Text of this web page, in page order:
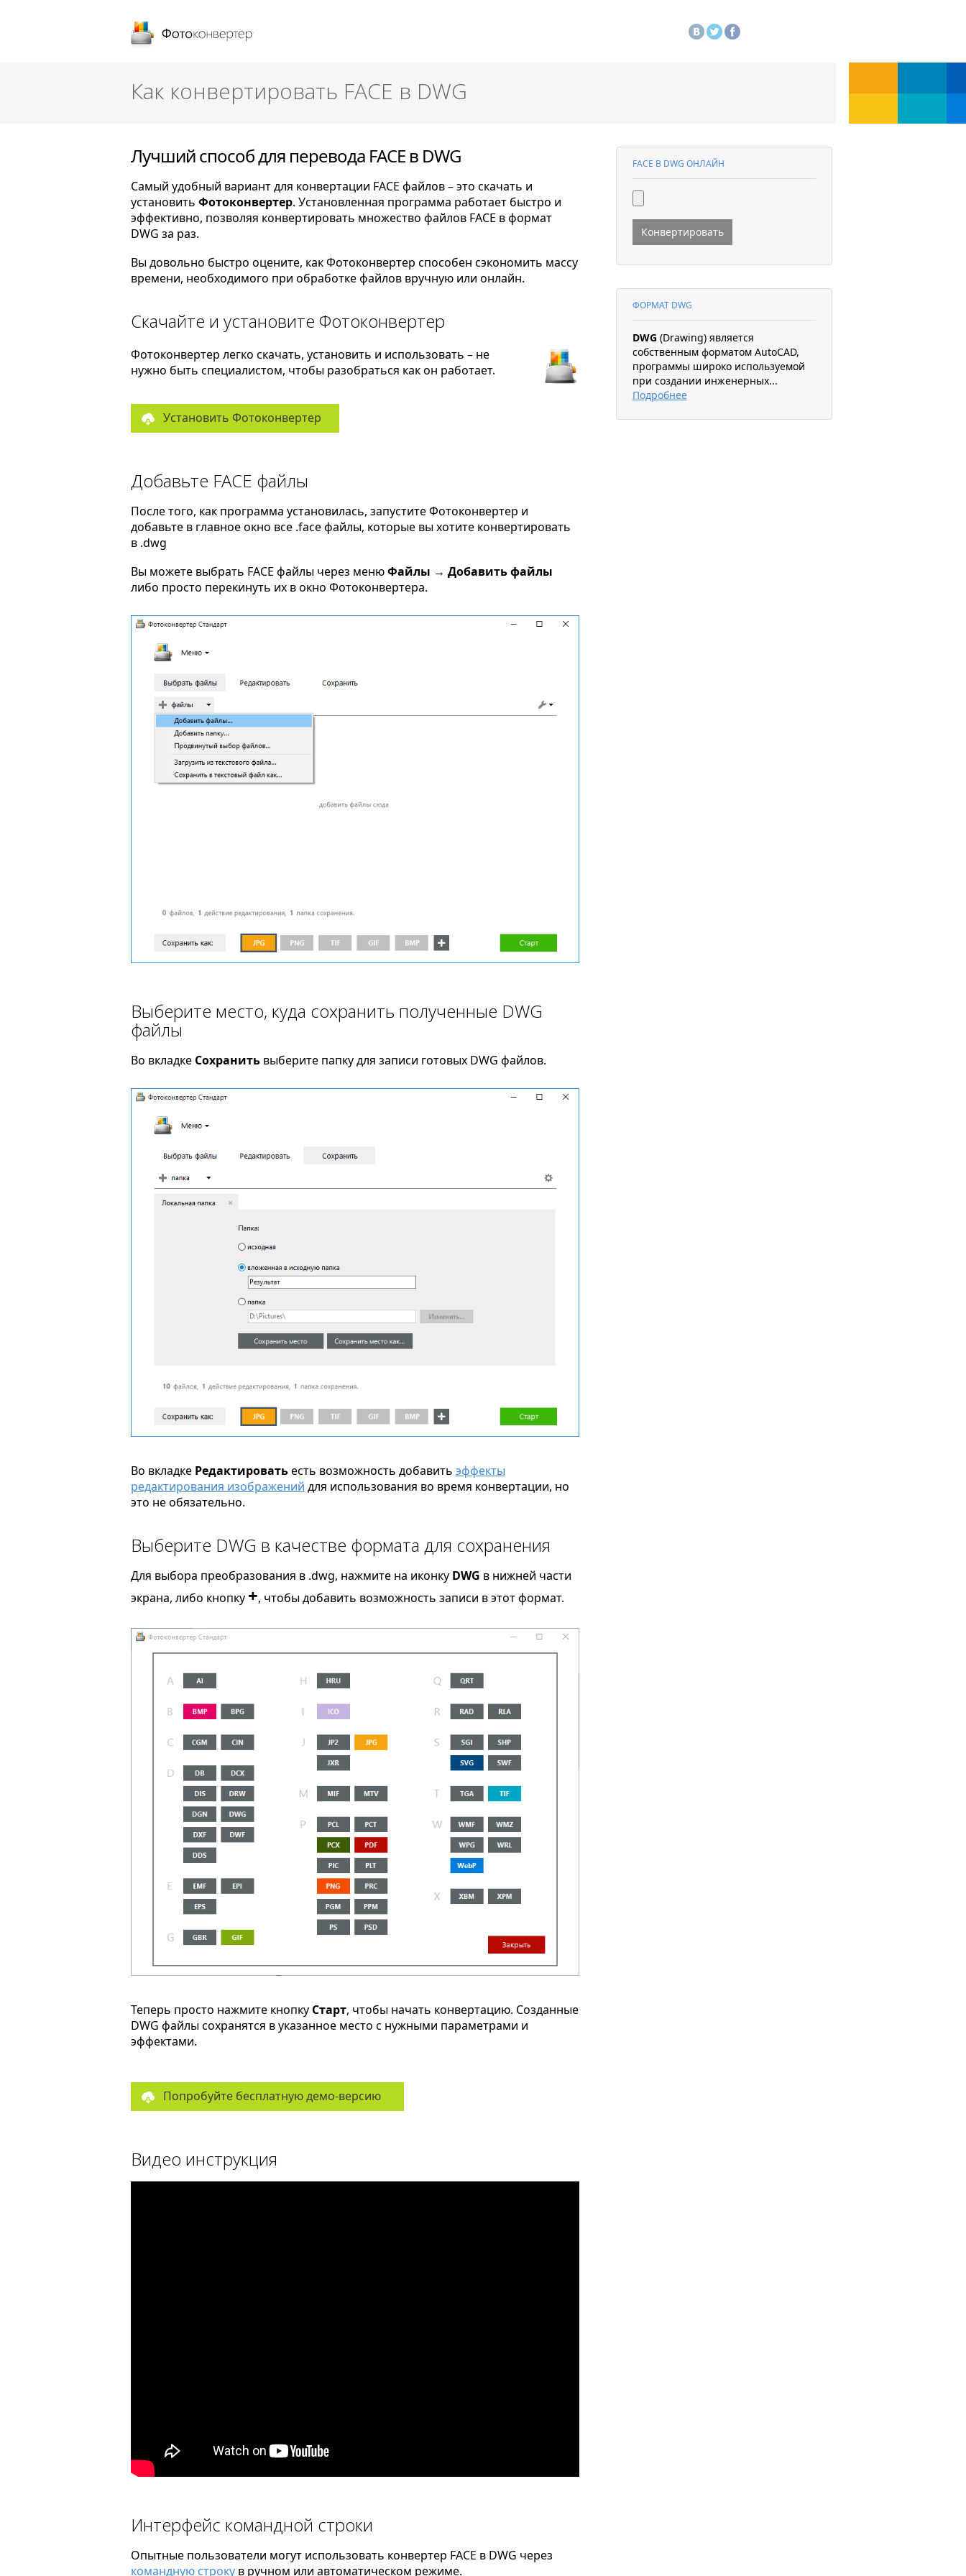
Как конвертировать FACE в DWG
Лучший способ для перевода FACE в DWG
Самый удобный вариант для конвертации FACE файлов – это скачать и
установить Фотоконвертер. Установленная программа работает быстро и
эффективно, позволяя конвертировать множество файлов FACE в формат
DWG за раз.
Вы довольно быстро оцените, как Фотоконвертер способен сэкономить массу
времени, необходимого при обработке файлов вручную или онлайн.
Скачайте и установите Фотоконвертер
Фотоконвертер легко скачать, установить и использовать – не
нужно быть специалистом, чтобы разобраться как он работает.
Установить Фотоконвертер
Добавьте FACE файлы
После того, как программа установилась, запустите Фотоконвертер и
добавьте в главное окно все .face файлы, которые вы хотите конвертировать
в .dwg
Вы можете выбрать FACE файлы через менюФайлы → Добавить файлы
либо просто перекинуть их в окно Фотоконвертера.
Выберите место, куда сохранить полученные DWG
файлы
Во вкладке Сохранитьвыберите папку для записи готовых DWG файлов.
Во вкладке Редактироватьесть возможность добавить эффекты
редактирования изображений для использования во время конвертации, но
это не обязательно.
Выберите DWG в качестве формата для сохранения
Для выбора преобразования в .dwg, нажмите на иконку DWG в нижней части
экрана, либо кнопку +, чтобы добавить возможность записи в этот формат.
Теперь просто нажмите кнопку Старт, чтобы начать конвертацию. Созданные
DWG файлы сохранятся в указанное место с нужными параметрами и
эффектами.
Попробуйте бесплатную демо-версию
Видео инструкция
Интерфейс командной строки
Опытные пользователи могут использовать конвертер FACE в DWG через
командную строкув ручном или автоматическом режиме.
FACE В DWG ОНЛАЙН
Конвертировать
ФОРМАТ DWG
DWG (Drawing) является
собственным форматом AutoCAD,
программы широко используемой
при создании инженерных...
Подробнее